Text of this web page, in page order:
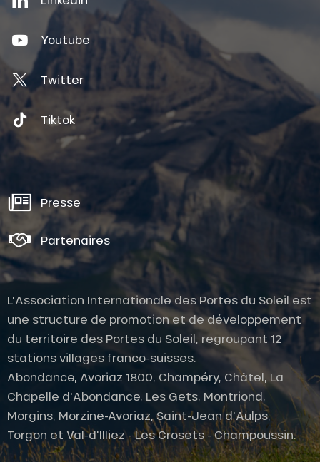
Youtube
Twitter
Tiktok
Presse
Partenaires
L'Association Internationale des Portes du Soleil est
une structure de promotion et de développement
du territoire des Portes du Soleil, regroupant 12
stations villages franco-suisses.
Abondance, Avoriaz 1800, Champéry, Châtel, La
Chapelle d'Abondance, Les Gets, Montriond,
Morgins, Morzine-Avoriaz, Saint-Jean d'Aulps,
Torgon et Val-d'Illiez - Les Crosets - Champoussin.